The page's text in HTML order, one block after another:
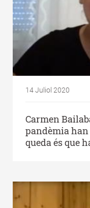
14 Juliol 2020
Carmen
pandèmia han
queda és que